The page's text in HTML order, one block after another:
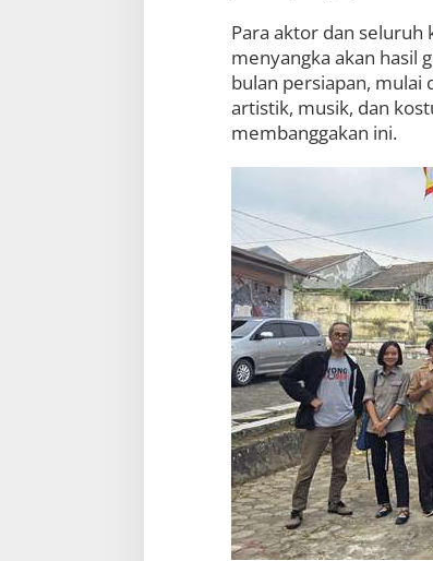
Para aktor dan seluruh
menyangka akan hasil
bulan persiapan, mulai
artistik, musik, dan
membanggakan ini.